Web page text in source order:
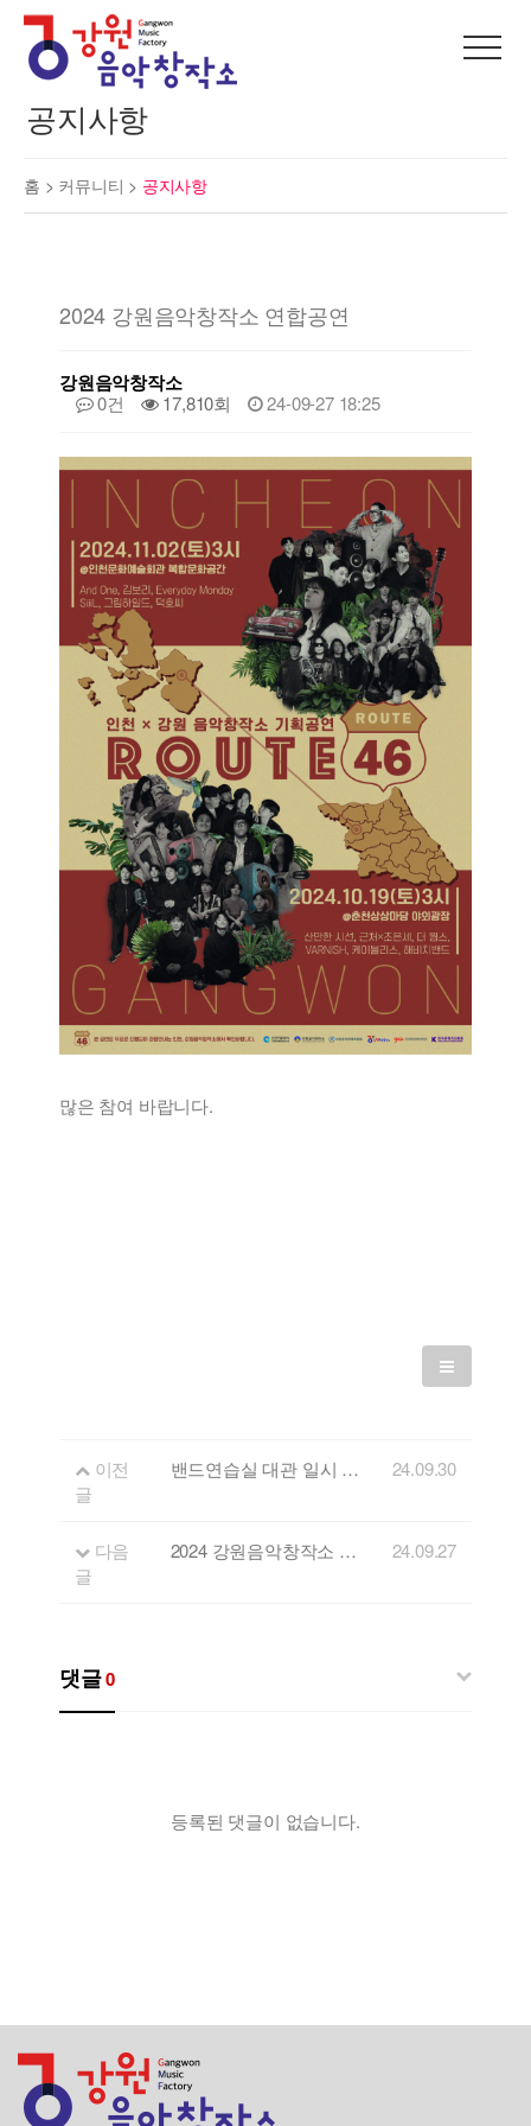
공지사항
홈 > 커뮤니티 > 공지사항
2024 강원음악창작소 연합공연
강원음악창작소
0건 17,810회 24-09-27 18:25
많은 참여 바랍니다.
이전
글
밴드연습실 대관 일시 중지 안내 (녹음실, 공연장 계속 운영) 24.09.30
다음
글
2024 강원음악창작소 쇼케이스 24.09.27
댓글0
등록된 댓글이 없습니다.